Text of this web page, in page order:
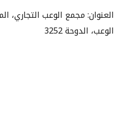
الوعب، الدوحة 3252